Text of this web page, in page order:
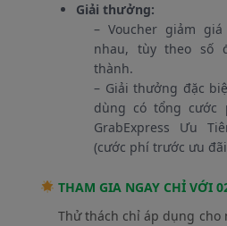
Giải thưởng:
– Voucher giảm
nhau, tùy theo số
thành.
– Giải thưởng đặc
dùng có tổng
GrabExpress Ưu
(cước phí trước ưu
THAM GIA NGAY CHỈ VỚI
Thử thách chỉ áp dụng